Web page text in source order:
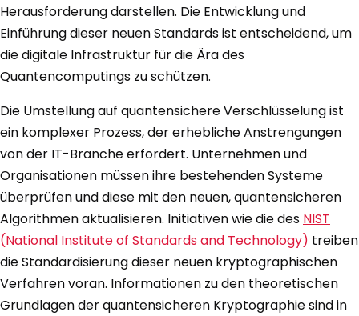
Herausforderung darstellen. Die Entwicklung und
Einführung dieser neuen Standards ist entscheidend, um
die digitale Infrastruktur für die Ära des
Quantencomputings zu schützen.
Die Umstellung auf quantensichere Verschlüsselung ist
ein komplexer Prozess, der erhebliche Anstrengungen
von der IT-Branche erfordert. Unternehmen und
Organisationen müssen ihre bestehenden Systeme
überprüfen und diese mit den neuen, quantensicheren
Algorithmen aktualisieren. Initiativen wie die des NIST
(National Institute of Standards and Technology) treiben
die Standardisierung dieser neuen kryptographischen
Verfahren voran. Informationen zu den theoretischen
Grundlagen der quantensicheren Kryptographie sind in